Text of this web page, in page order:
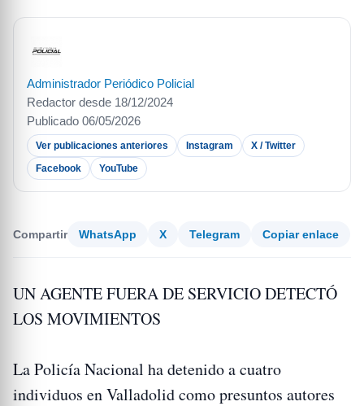
Administrador Periódico Policial
Redactor desde 18/12/2024
Publicado 06/05/2026
Ver publicaciones anteriores Instagram
X / Twitter
Facebook
YouTube
Compartir WhatsApp X Telegram Copiar enlace
UN AGENTE FUERA DE SERVICIO DETECTÓ
LOS MOVIMIENTOS
La Policía Nacional ha detenido a cuatro
individuos en Valladolid como presuntos autores